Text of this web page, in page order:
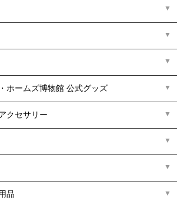
ホームズ博物館 公式グッズ
クセサリー
品